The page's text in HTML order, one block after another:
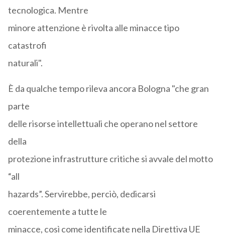
tecnologica. Mentre
minore attenzione è rivolta alle minacce tipo
catastrofi
naturali".
È da qualche tempo rileva ancora Bologna "che gran
parte
delle risorse intellettuali che operano nel settore
della
protezione infrastrutture critiche si avvale del motto
“all
hazards”. Servirebbe, perciò, dedicarsi
coerentemente a tutte le
minacce, così come identificate nella Direttiva UE